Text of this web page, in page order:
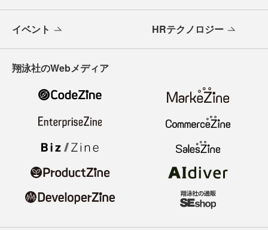
イベント HRテクノロジー
翔泳社のWebメディア